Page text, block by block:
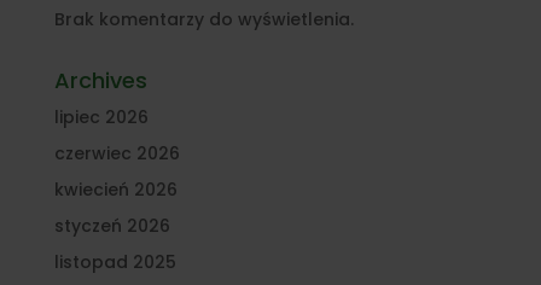
Brak komentarzy do wyświetlenia.
Archives
lipiec 2026
czerwiec 2026
kwiecień 2026
styczeń 2026
listopad 2025